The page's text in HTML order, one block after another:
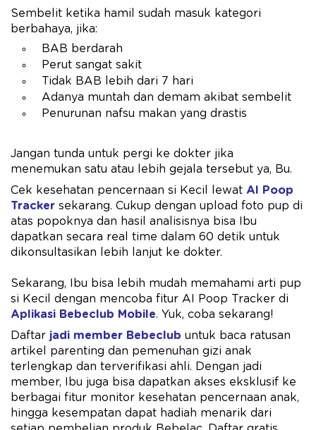
Sembelit ketika hamil sudah masuk kategori
berbahaya, jika:
BAB berdarah
Perut sangat sakit
Tidak BAB lebih dari 7 hari
Adanya muntah dan demam akibat sembelit
Penurunan nafsu makan yang drastis
Jangan tunda untuk pergi ke dokter jika
menemukan satu atau lebih gejala tersebut ya, Bu.
Cek kesehatan pencernaan si Kecil lewat AI Poop
Tracker sekarang. Cukup dengan upload foto pup di
atas popoknya dan hasil analisisnya bisa Ibu
dapatkan secara real time dalam 60 detik untuk
dikonsultasikan lebih lanjut ke dokter.
Sekarang, Ibu bisa lebih mudah memahami arti pup
si Kecil dengan mencoba fitur AI Poop Tracker di
Aplikasi Bebeclub Mobile. Yuk, coba sekarang!
Daftar jadi member Bebeclub untuk baca ratusan
artikel parenting dan pemenuhan gizi anak
terlengkap dan terverifikasi ahli. Dengan jadi
member, Ibu juga bisa dapatkan akses eksklusif ke
berbagai fitur monitor kesehatan pencernaan anak,
hingga kesempatan dapat hadiah menarik dari